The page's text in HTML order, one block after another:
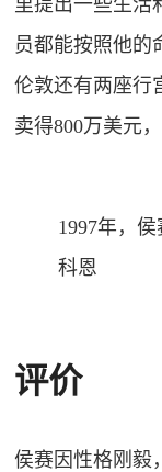
里提出一些生活
员都能按照他的
伦敦还有两座行
卖得800万美元
1997年，
科恩
评价
侯赛因性格刚毅